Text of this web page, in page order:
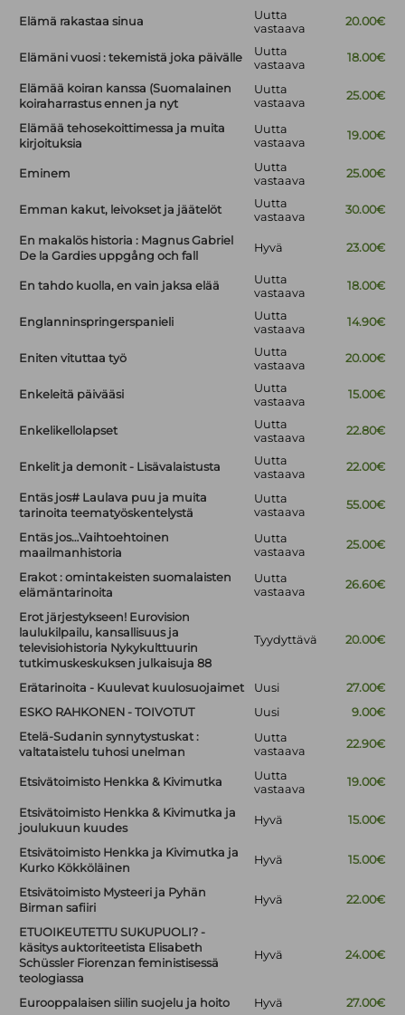
Elämä rakastaa sinua
Uutta
vastaava
20.00€
Elämäni vuosi : tekemistä joka päivälle
Uutta
vastaava
18.00€
Elämää koiran kanssa (Suomalainen
koiraharrastus ennen ja nyt
Uutta
vastaava
25.00€
Elämää tehosekoittimessa ja muita
kirjoituksia
Uutta
vastaava
19.00€
Eminem
Uutta
vastaava
25.00€
Emman kakut, leivokset ja jäätelöt
Uutta
vastaava
30.00€
En makalös historia : Magnus Gabriel
De la Gardies uppgång och fall
Hyvä 23.00€
En tahdo kuolla, en vain jaksa elää
Uutta
vastaava
18.00€
Englanninspringerspanieli
Uutta
vastaava
14.90€
Eniten vituttaa työ
Uutta
vastaava
20.00€
Enkeleitä päivääsi
Uutta
vastaava
15.00€
Enkelikellolapset
Uutta
vastaava
22.80€
Enkelit ja demonit - Lisävalaistusta
Uutta
vastaava
22.00€
Entäs jos# Laulava puu ja muita
tarinoita teematyöskentelystä
Uutta
vastaava
55.00€
Entäs jos…Vaihtoehtoinen
maailmanhistoria
Uutta
vastaava
25.00€
Erakot : omintakeisten suomalaisten
elämäntarinoita
Uutta
vastaava
26.60€
Erot järjestykseen! Eurovision
laulukilpailu, kansallisuus ja
televisiohistoria Nykykulttuurin
tutkimuskeskuksen julkaisuja 88
Tyydyttävä 20.00€
Erätarinoita - Kuulevat kuulosuojaimet Uusi
27.00€
ESKO RAHKONEN - TOIVOTUT
Uusi
9.00€
Etelä-Sudanin synnytystuskat :
valtataistelu tuhosi unelman
Uutta
vastaava
22.90€
Etsivätoimisto Henkka & Kivimutka
Uutta
vastaava
19.00€
Etsivätoimisto Henkka & Kivimutka ja
joulukuun kuudes
Hyvä 15.00€
Etsivätoimisto Henkka ja Kivimutka ja
Kurko Kökköläinen
Hyvä 15.00€
Etsivätoimisto Mysteeri ja Pyhän
Birman safiiri
Hyvä 22.00€
ETUOIKEUTETTU SUKUPUOLI? -
käsitys auktoriteetista Elisabeth
Schüssler Fiorenzan feministisessä
teologiassa
Hyvä 24.00€
Eurooppalaisen siilin suojelu ja hoito Hyvä
27.00€